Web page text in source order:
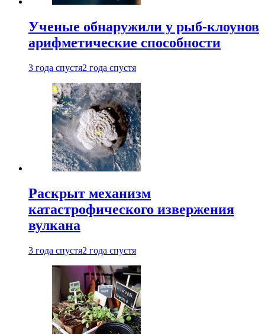
Ученые обнаружили у рыб-клоунов
арифметические способности
3 года спустя2 года спустя
Раскрыт механизм
катастрофического извержения
вулкана
3 года спустя2 года спустя